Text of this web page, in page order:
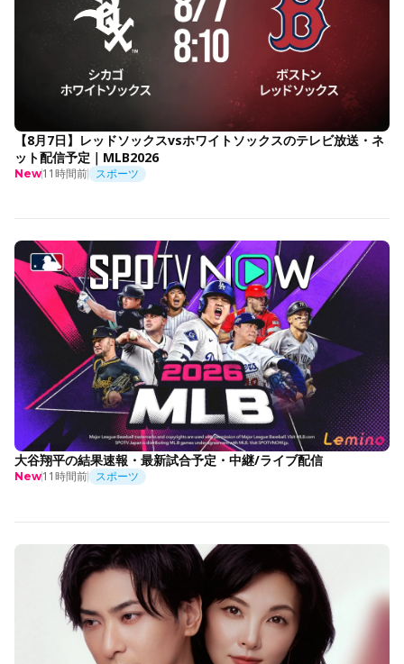
【8月7日】レッドソックスvsホワイトソックスのテレビ放送・ネ
ット配信予定｜MLB2026
New11時間前 スポーツ
大谷翔平の結果速報・最新試合予定・中継/ライブ配信
New11時間前 スポーツ